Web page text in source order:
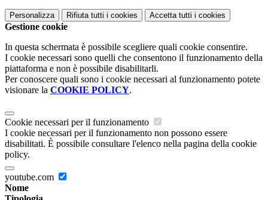
Personalizza Rifiuta tutti i cookies Accetta tutti i cookies
Gestione cookie
In questa schermata è possibile scegliere quali cookie consentire.
I cookie necessari sono quelli che consentono il funzionamento della
piattaforma e non è possibile disabilitarli.
Per conoscere quali sono i cookie necessari al funzionamento potete
visionare la COOKIE POLICY.
Cookie necessari per il funzionamento
I cookie necessari per il funzionamento non possono essere
disabilitati. È possibile consultare l'elenco nella pagina della cookie
policy.
youtube.com
Nome